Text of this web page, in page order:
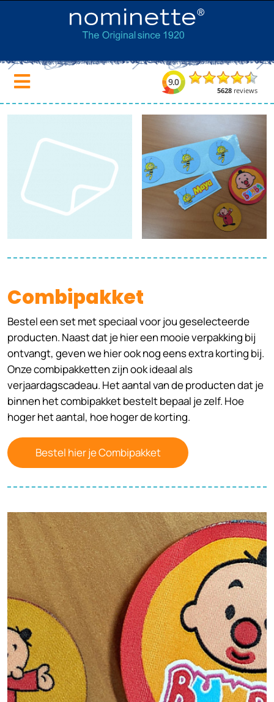
Combipakket
Bestel een set met speciaal voor jou geselecteerde
producten. Naast dat je hier een mooie verpakking bij
ontvangt, geven we hier ook nog eens extra korting bij.
Onze combipakketten zijn ook ideaal als
verjaardagscadeau. Het aantal van de producten dat je
binnen het combipakket bestelt bepaal je zelf. Hoe
hoger het aantal, hoe hoger de korting.
Bestel hier je Combipakket